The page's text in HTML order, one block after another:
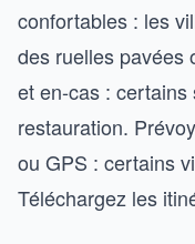
confortables : les
des ruelles pavées
et en-cas : certains
restauration.
ou GPS : certains
Téléchargez les